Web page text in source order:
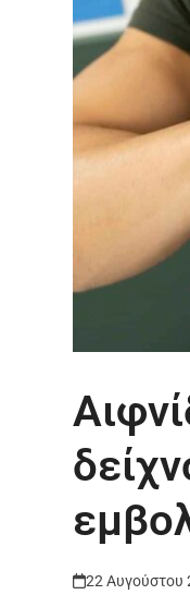
22 Αυγούστου